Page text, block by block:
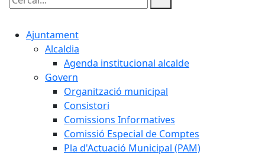
Cercar:
Ajuntament
Alcaldia
Agenda institucional alcalde
Govern
Organització municipal
Consistori
Comissions Informatives
Comissió Especial de Comptes
Pla d'Actuació Municipal (PAM)